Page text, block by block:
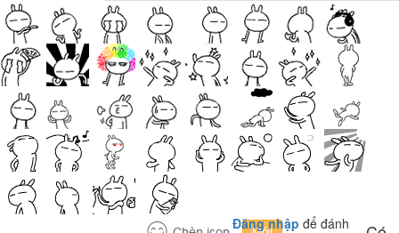
Đăng nhập để đánh